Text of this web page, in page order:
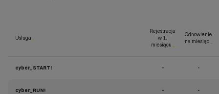
Usługa
Rejestracja
w 1.
miesiącu
Odnowienie
na miesiąc
cyber_START! - -
cyber_RUN! - -